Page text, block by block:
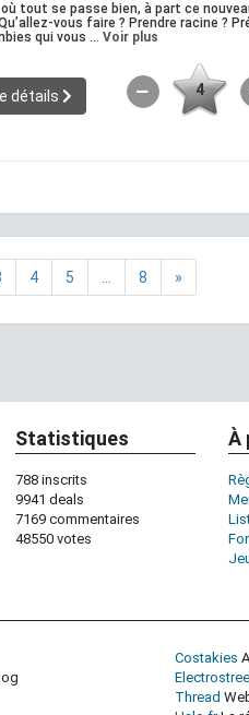
où tout se passe bien, à part ce
vous faire ? Prendre racine ?
qui vous ...Voir plus
détails 4
4 5 ... 8 »
Statistiques
788 inscrits
9941 deals
7169 commentaires
48550 votes
À
Costakies
Thread